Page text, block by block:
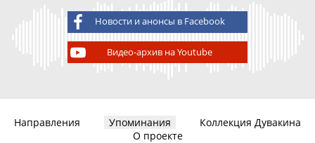
Новости и анонсы в Facebook
Видео-архив на Youtube
Направления Упоминания
Коллекция Дувакина
О проекте